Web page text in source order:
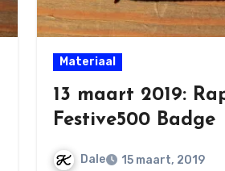
Materiaal
13 maart 2019:
Festive500 Badge
Dale 15 maart, 2019